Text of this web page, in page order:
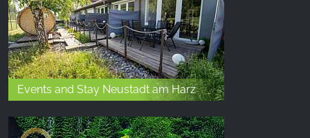
Events and Stay Neustadt am Harz